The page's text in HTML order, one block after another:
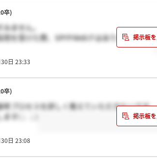
卒)
ません。
用を受けた際、SPIやWebテはありましたか？
日 23:33
卒)
考プロセスを詳しく教えていただきたいです。
す(；；)
日 23:08